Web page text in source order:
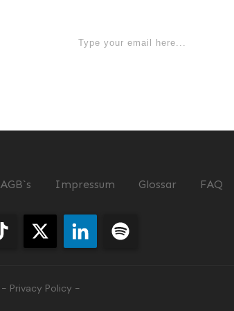
AGB`s Impressum Glossar FAQ
- Privacy Policy -